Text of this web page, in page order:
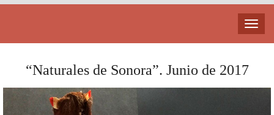
“Naturales de Sonora”. Junio de 2017